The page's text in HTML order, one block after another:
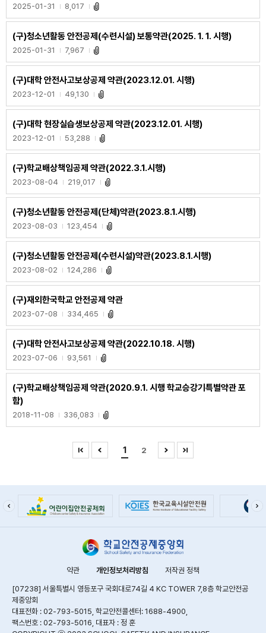
2025-01-31 8,017
(구)청소년활동 안전공제(수련시설) 보통약관(2025. 1. 1. 시행)
2025-01-31 7,967
(구)대학 안전사고보상공제 약관(2023.12.01. 시행)
2023-12-01 49,130
(구)대학 현장실습생보상공제 약관(2023.12.01. 시행)
2023-12-01 53,288
(구)학교배상책임공제 약관(2022.3.1.시행)
2023-08-04 219,017
(구)청소년활동 안전공제(단체)약관(2023.8.1.시행)
2023-08-03 123,454
(구)청소년활동 안전공제(수련시설)약관(2023.8.1.시행)
2023-08-02 124,286
(구)재외한국학교 안전공제 약관
2023-07-08 334,465
(구)대학 안전사고보상공제 약관(2022.10.18. 시행)
2023-07-06 93,561
(구)학교배상책임공제 약관(2020.9.1. 시행 학교승강기특별약관 포
함)
2018-11-08 336,083
1 2
약관 개인정보처리방침 저작권 정책
[07238] 서울특별시 영등포구 국회대로74길 4 KC TOWER 7,8층 학교안전공
제중앙회
대표전화 : 02-793-5015, 학교안전콜센터: 1688-4900,
팩스번호 : 02-793-5016, 대표자 : 정 훈